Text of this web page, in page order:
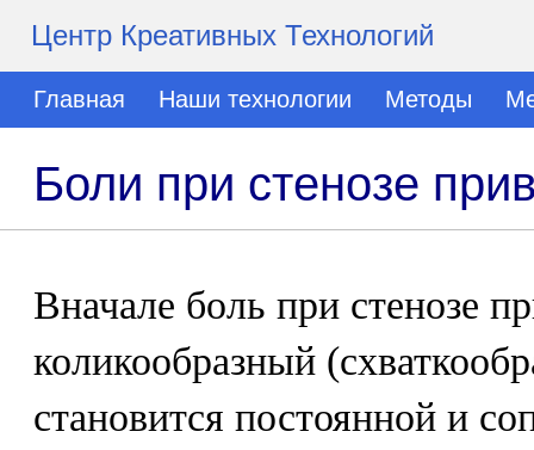
Центр Креативных Технологий
Главная Наши технологии Методы
Боли при стенозе
Вначале боль при стенозе
коликообразный
становится постоянной и